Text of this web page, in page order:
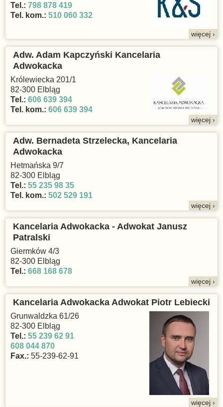
Tel.: 798 878 419
Tel. kom.: 510 060 332
więcej ›
Adw. Adam Kapczyński Kancelaria
Adwokacka
Królewiecka 201/1
82-300 Elbląg
Tel.: 606 639 394
Tel. kom.: 606 639 394
więcej ›
Adw. Bernadeta Strzelecka, Kancelaria
Adwokacka
Hetmańska 9/7
82-300 Elbląg
Tel.: 55 235 98 35
Tel. kom.: 502 529 191
więcej ›
Kancelaria Adwokacka - Adwokat Janusz
Patralski
Giermków 4/3
82-300 Elbląg
Tel.: 668 168 678
więcej ›
Kancelaria Adwokacka Adwokat Piotr Lebiecki
Grunwaldzka 61/26
82-300 Elbląg
Tel.: 55 239 62 91
608 044 870
Fax.: 55-239-62-91
więcej ›